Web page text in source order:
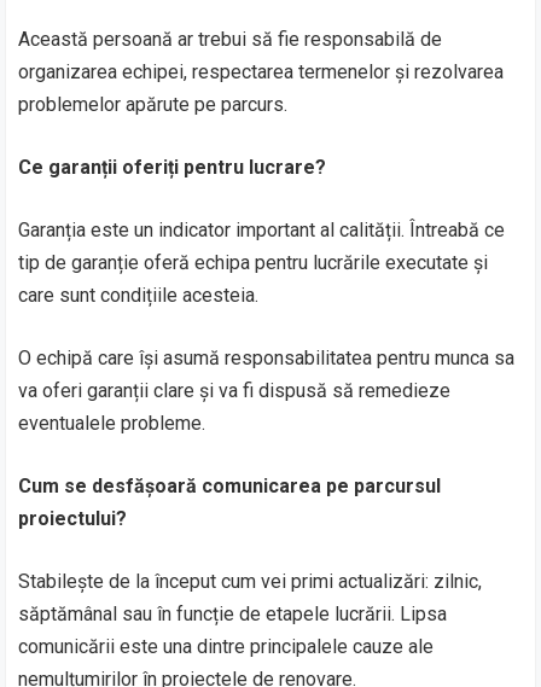
Această persoană ar trebui să fie responsabilă de
organizarea echipei, respectarea termenelor și rezolvarea
problemelor apărute pe parcurs.
Ce garanții oferiți pentru lucrare?
Garanția este un indicator important al calității. Întreabă ce
tip de garanție oferă echipa pentru lucrările executate și
care sunt condițiile acesteia.
O echipă care își asumă responsabilitatea pentru munca sa
va oferi garanții clare și va fi dispusă să remedieze
eventualele probleme.
Cum se desfășoară comunicarea pe parcursul
proiectului?
Stabilește de la început cum vei primi actualizări: zilnic,
săptămânal sau în funcție de etapele lucrării. Lipsa
comunicării este una dintre principalele cauze ale
nemulțumirilor în proiectele de renovare.